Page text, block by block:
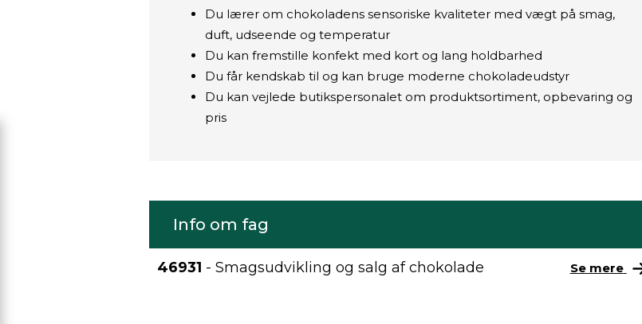
Du lærer om chokoladens sensoriske kvaliteter med vægt på smag,
duft, udseende og temperatur
Du kan fremstille konfekt med kort og lang holdbarhed
Du får kendskab til og kan bruge moderne chokoladeudstyr
Du kan vejlede butikspersonalet om produktsortiment, opbevaring og
pris
Info om fag
46931 - Smagsudvikling og salg af chokolade Se mere